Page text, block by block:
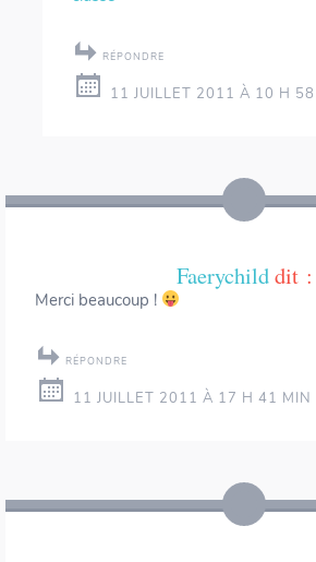
RÉPONDRE
11 JUILLET 2011 À 10 H
Faerychilddit :
Merci beaucoup !
RÉPONDRE
11 JUILLET 2011 À 17 H 41 MIN